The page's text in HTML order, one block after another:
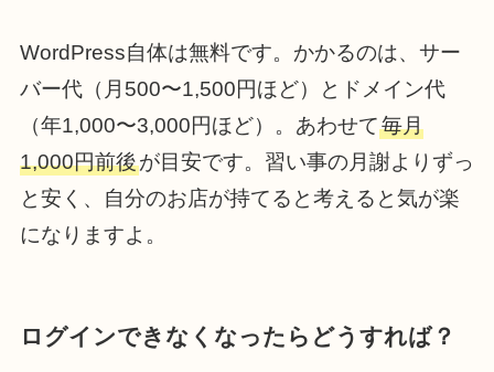
WordPress自体は無料です。かかるのは、サー
バー代（月500〜1,500円ほど）とドメイン代
（年1,000〜3,000円ほど）。あわせて毎月
1,000円前後が目安です。習い事の月謝よりずっ
と安く、自分のお店が持てると考えると気が楽
になりますよ。
ログインできなくなったらどうすれば？